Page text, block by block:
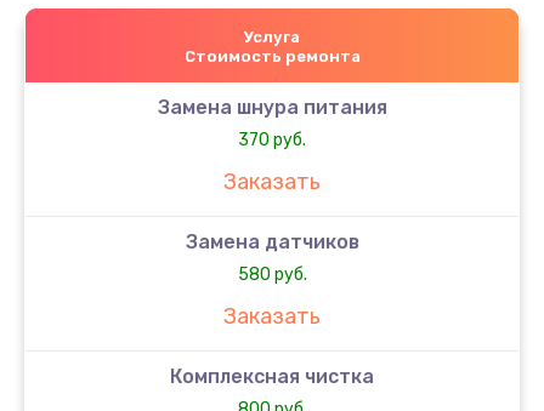
Услуга
Стоимость ремонта
Замена шнура питания
370 руб.
Заказать
Замена датчиков
580 руб.
Заказать
Комплексная чистка